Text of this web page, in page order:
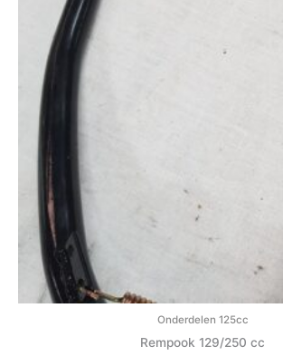
Onderdelen 125cc
Rempook 129/250 cc